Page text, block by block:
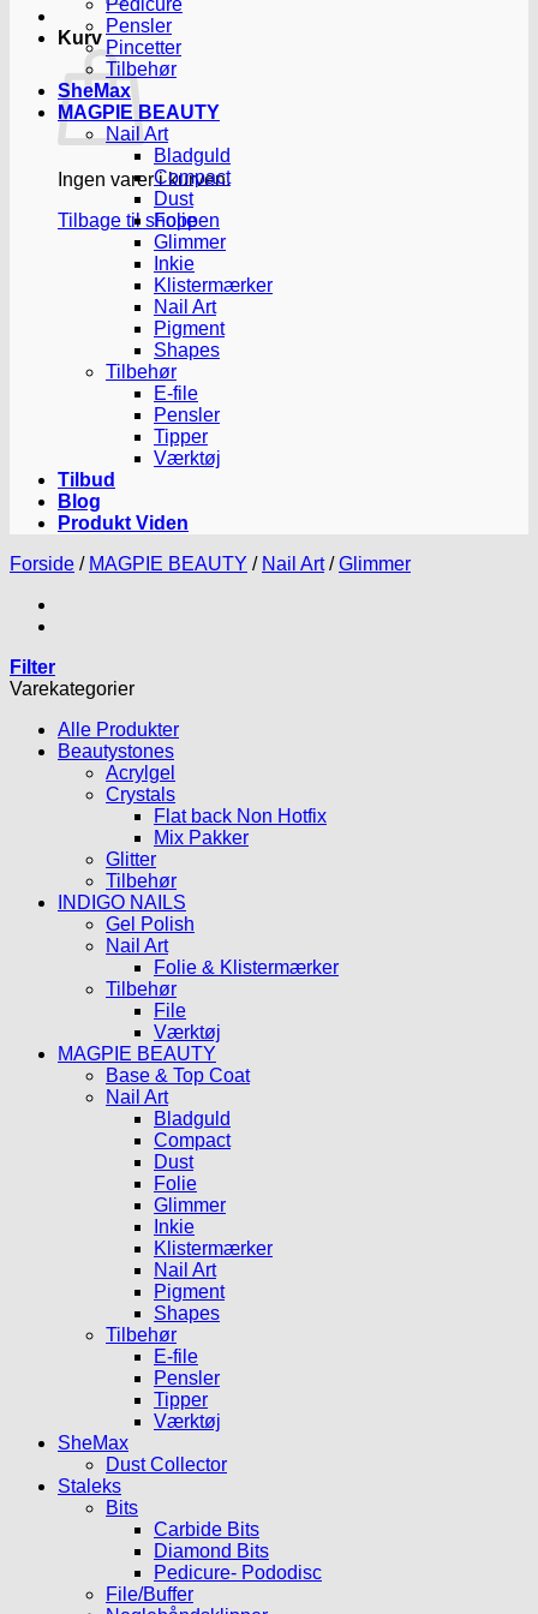
Kurv
Ingen varer i kurven.
Tilbage til shoppen
Pedicure
Pensler
Pincetter
Tilbehør
SheMax
MAGPIE BEAUTY
Nail Art
Bladguld
Compact
Dust
Folie
Glimmer
Inkie
Klistermærker
Nail Art
Pigment
Shapes
Tilbehør
E-file
Pensler
Tipper
Værktøj
Tilbud
Blog
Produkt Viden
Forside / MAGPIE BEAUTY / Nail Art / Glimmer
Filter
Varekategorier
Alle Produkter
Beautystones
Acrylgel
Crystals
Flat back Non Hotfix
Mix Pakker
Glitter
Tilbehør
INDIGO NAILS
Gel Polish
Nail Art
Folie & Klistermærker
Tilbehør
File
Værktøj
MAGPIE BEAUTY
Base & Top Coat
Nail Art
Bladguld
Compact
Dust
Folie
Glimmer
Inkie
Klistermærker
Nail Art
Pigment
Shapes
Tilbehør
E-file
Pensler
Tipper
Værktøj
SheMax
Dust Collector
Staleks
Bits
Carbide Bits
Diamond Bits
Pedicure- Pododisc
File/Buffer